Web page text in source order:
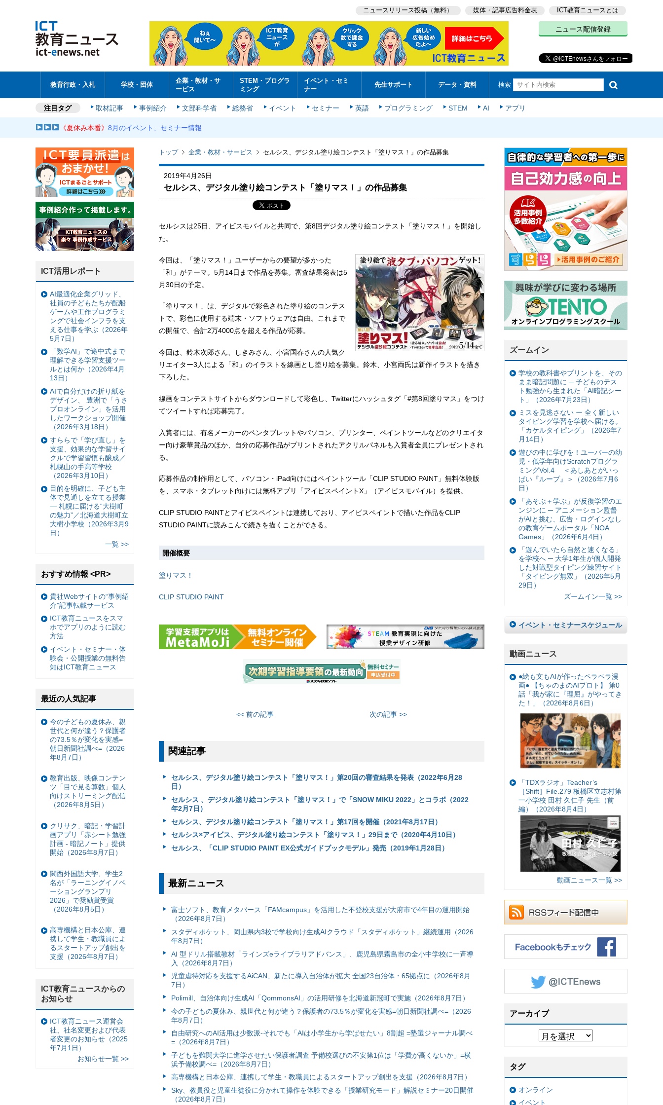
ニュースリリース投稿（無料） 媒体・記事広告料金表 ICT教育ニュースとは
ニュース配信登録
教育行政・入札 学校・団体
企業・教材・サ
ービス
STEM・プログラ
ミング
イベント・セミ
ナー
先生サポート データ・資料 検索
注目タグ 取材記事 事例紹介 文部科学省 総務省 イベント セミナー 英語 プログラミング STEM AI アプリ
《夏休み本番》8月のイベント、セミナー情報
トップ 企業・教材・サービス セルシス、デジタル塗り絵コンテスト「塗りマス！」の作品募集
2019年4月26日
セルシス、デジタル塗り絵コンテスト「塗りマス！」の作品募集
セルシスは25日、アイビスモバイルと共同で、第8回デジタル塗り絵コンテスト「塗りマス！」を開始し
た。
今回は、「塗りマス！」ユーザーからの要望が多かった
「和」がテーマ。5月14日まで作品を募集。審査結果発表は5
月30日の予定。
「塗りマス！」は、デジタルで彩色された塗り絵のコンテス
トで、彩色に使用する端末・ソフトウェアは自由。これまで
の開催で、合計2万4000点を超える作品が応募。
今回は、鈴木次郎さん、しきみさん、小宮国春さんの人気ク
リエイター3人による「和」のイラストを線画とし塗り絵を募集。鈴木、小宮両氏は新作イラストを描き
下ろした。
線画をコンテストサイトからダウンロードして彩色し、Twitterにハッシュタグ「#第8回塗りマス」をつけ
てツイートすれば応募完了。
入賞者には、有名メーカーのペンタブレットやパソコン、プリンター、ペイントツールなどのクリエイタ
ー向け豪華賞品のほか、自分の応募作品がプリントされたアクリルパネルも入賞者全員にプレゼントされ
る。
応募作品の制作用として、パソコン・iPad向けにはペイントツール「CLIP STUDIO PAINT」無料体験版
を、スマホ・タブレット向けには無料アプリ「アイビスペイントX」（アイビスモバイル）を提供。
CLIP STUDIO PAINTとアイビスペイントは連携しており、アイビスペイントで描いた作品をCLIP
STUDIO PAINTに読みこんで続きを描くことができる。
開催概要
塗りマス！
CLIP STUDIO PAINT
<< 前の記事 次の記事 >>
関連記事
セルシス、デジタル塗り絵コンテスト「塗りマス！」第20回の審査結果を発表（2022年6月28
日）
セルシス 、デジタル塗り絵コンテスト「塗りマス！」で「SNOW MIKU 2022」とコラボ（2022
年2月7日）
セルシス、デジタル塗り絵コンテスト「塗りマス！」第17回を開催（2021年8月17日）
セルシス×アイビス、デジタル塗り絵コンテスト「塗りマス！」29日まで（2020年4月10日）
セルシス、「CLIP STUDIO PAINT EX公式ガイドブックモデル」発売（2019年1月28日）
最新ニュース
富⼠ソフト、教育メタバース「FAMcampus」を活用した不登校支援が大府市で4年目の運用開始
（2026年8月7日）
スタディポケット、岡山県内3校で学校向け生成AIクラウド「スタディポケット」継続運用（2026
年8月7日）
AI 型ドリル搭載教材「ラインズeライブラリアドバンス」、鹿児島県霧島市の全小中学校に一斉導
入（2026年8月7日）
児童虐待対応を支援するAiCAN、新たに導入自治体が拡大 全国23自治体・65拠点に（2026年8月
7日）
Polimill、自治体向け生成AI「QommonsAI」の活用研修を北海道新冠町で実施（2026年8月7日）
今の子どもの夏休み、親世代と何が違う？保護者の73.5％が変化を実感=朝日新聞社調べ=（2026
年8月7日）
自由研究へのAI活用は少数派-それでも「AIは小学生から学ばせたい」8割超 =塾選ジャーナル調べ
=（2026年8月7日）
子どもを難関大学に進学させたい保護者調査 予備校選びの不安第1位は「学費が高くないか」=横
浜予備校調べ=（2026年8月7日）
高専機構と日本公庫、連携して学生・教職員によるスタートアップ創出を支援（2026年8月7日）
Sky、教員役と児童生徒役に分かれて操作を体験できる「授業研究モード」解説セミナー20日開催
（2026年8月7日）
ズームイン
学校の教科書やプリントを、その
まま暗記問題に ─ 子どものテス
ト勉強から生まれた「AI暗記シー
ト」（2026年7月23日）
ミスを見逃さない ー 全く新しい
タイピング学習を学校へ届ける。
「カケルタイピング」（2026年7
月14日）
遊びの中に学びを！ユーバーの幼
児・低学年向けScratchプログラ
ミングVol.4 ＜あしあとがいっ
ぱい『ループ』＞（2026年7月6
日）
「あそぶ＋学ぶ」が反復学習のエ
ンジンに ─ アニメーション監督
がAIと挑む、広告・ログインなし
の教育ゲームポータル「NOA
Games」（2026年6月4日）
「遊んでいたら自然と速くなる」
を学校へ ─ 大学1年生が個人開発
した対戦型タイピング練習サイト
「タイピング無双」（2026年5月
29日）
ズームイン一覧 >>
イベント・セミナースケジュール
動画ニュース
●絵も文もAIが作ったペラペラ漫
画● 【ちゃのまのAIプロト】 第0
話「我が家に『理屈』がやってき
た！」（2026年8月6日）
「TDXラジオ」Teacher’s
［Shift］File.279 板橋区立志村第
一小学校 田村 久仁子 先生（前
編）（2026年8月4日）
動画ニュース一覧 >>
アーカイブ
タグ
オンライン
イベント
ICT活用レポート
AI最適化企業グリッド、
社員の子どもたちが配船
ゲームや工作プログラミ
ングで社会インフラを支
える仕事を学ぶ（2026年
5月7日）
「数学AI」で途中式まで
理解できる学習支援ツー
ルとは何か（2026年4月
13日）
AIで自分だけの折り紙を
デザイン、 豊洲で「うさ
プロオンライン」を活用
したワークショップ開催
（2026年3月18日）
すららで「学び直し」を
支援、効果的な学習サイ
クルで学習習慣も醸成／
札幌山の手高等学校
（2026年3月10日）
目的を明確に、子ども主
体で見通しを立てる授業
— 札幌に届ける“大樹町
の魅力”／北海道大樹町立
大樹小学校（2026年3月9
日）
一覧 >>
おすすめ情報 <PR>
貴社Webサイトの“事例紹
介”記事転載サービス
ICT教育ニュースをスマ
ホでアプリのように読む
方法
イベント・セミナー・体
験会・公開授業の無料告
知はICT教育ニュース
最近の人気記事
今の子どもの夏休み、親
世代と何が違う？保護者
の73.5％が変化を実感=
朝日新聞社調べ=（2026
年8月7日）
教育出版、映像コンテン
ツ「目で見る算数」個人
向けストリーミング配信
（2026年8月5日）
クリサク、暗記・学習計
画アプリ「赤シート勉強
計画 - 暗記ノート」提供
開始（2026年8月7日）
関西外国語大学、学生2
名が「ラーニングイノベ
ーショングランプリ
2026」で奨励賞受賞
（2026年8月5日）
高専機構と日本公庫、連
携して学生・教職員によ
るスタートアップ創出を
支援（2026年8月7日）
ICT教育ニュースからの
お知らせ
ICT教育ニュース運営会
社、社名変更および代表
者変更のお知らせ（2025
年7月1日）
お知らせ一覧 >>